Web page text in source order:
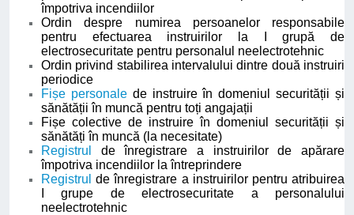
împotriva incendiilor
Ordin despre numirea persoanelor responsabile
pentru efectuarea instruirilor la I grupă de
electrosecuritate pentru personalul neelectrotehnic
Ordin privind stabilirea intervalului dintre două instruiri
periodice
Fișe personalede instruire în domeniul securității și
sănătății în muncă pentru toți angajații
Fișe colective de instruire în domeniul securității și
sănătăți în muncă (la necesitate)
Registrul
de înregistrare a instruirilor de apărare
împotriva incendiilor la întreprindere
Registrul de înregistrare a instruirilor pentru atribuirea
I grupe de electrosecuritate a personalului
neelectrotehnic